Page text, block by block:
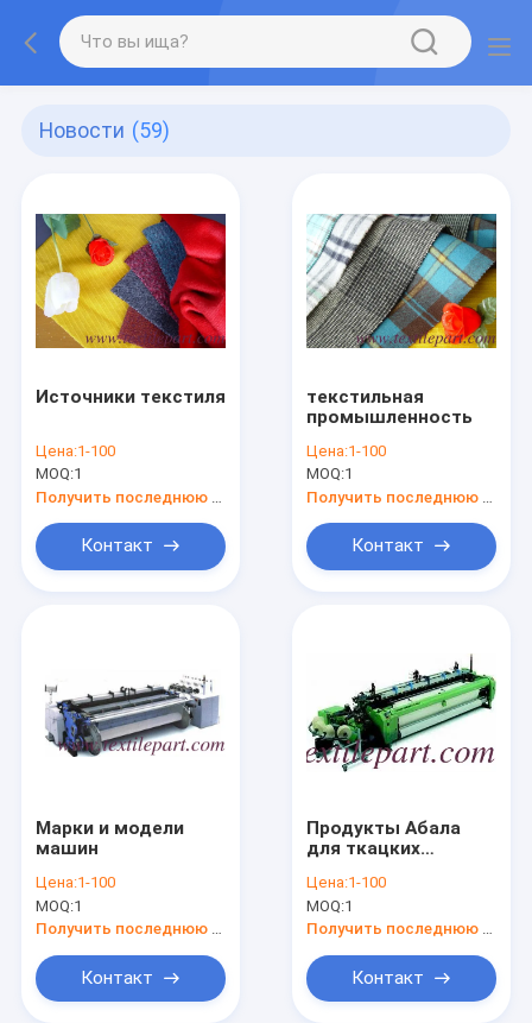
Новости (59)
Источники текстиля
Цена:1-100
MOQ:1
Контакт
текстильная
промышленность
Цена:1-100
MOQ:1
Контакт
Марки и модели
машин
Цена:1-100
MOQ:1
Контакт
Продукты Абала
для ткацких
ткацких станков
Цена:1-100
MOQ:1
Контакт